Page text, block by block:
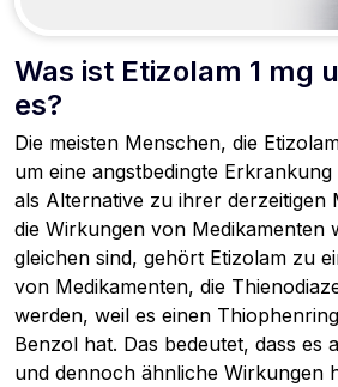
Was ist Etizolam 1 mg
es?
Die meisten Menschen, die
um eine angstbedingte
als Alternative zu ihrer derzeitigen
die Wirkungen von Medikamenten
gleichen sind, gehört Etizolam zu
von Medikamenten, die
werden, weil es einen
Benzol hat. Das bedeutet, dass es
und dennoch ähnliche Wirkungen